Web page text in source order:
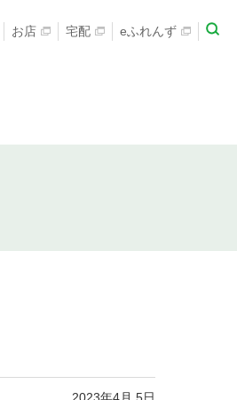
お店 宅配 eふれんず